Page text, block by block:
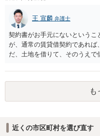
王 宣麟 弁護士
契約書がお手元にないという
が、通常の賃貸借契約であれ
だ、土地を借りて、そのうえ
であれば、建物を収去して土
す。 その後、建物を平屋に立
得ているのであれば、単純に
する、という話になるわけで
のか）を確認されてみてはいか
も
近くの市区町村を選び直す